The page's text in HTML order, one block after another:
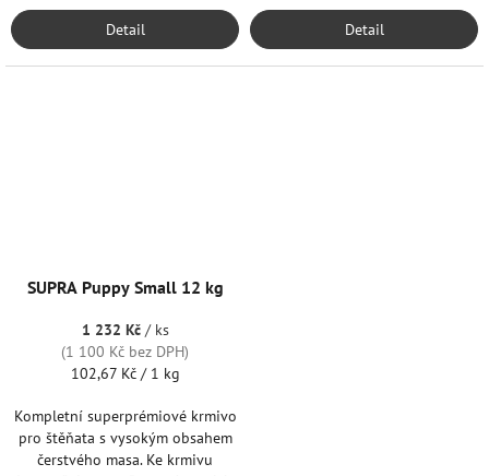
Detail Detail
SUPRA Puppy Small 12 kg
1 232 Kč / ks
(1 100 Kč bez DPH)
Měrná
102,67 Kč / 1 kg
Kompletní superprémiové krmivo
pro štěňata s vysokým obsahem
čerstvého masa. Ke krmivu